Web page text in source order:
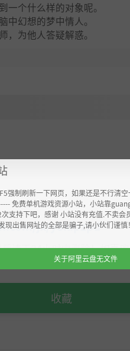
个什么样的对象呢。
幻想的梦中情人。
为他人答疑解惑。
jx/y8kipzpd
请于24小时内删除！如喜
收藏
强制刷新一下网页，如果还是不行清
免费单机游戏资源小站，小站靠
支持下吧，感谢 小站没有充值.不卖会
现出售网址的全部是骗子,请小伙们谨
关于阿里云盘无文件